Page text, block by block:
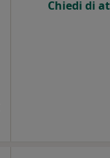
Chiedi di